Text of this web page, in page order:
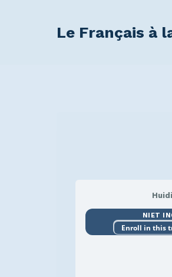
Le Français à
NIET
Enroll in this